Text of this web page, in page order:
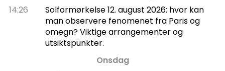
14:26
Solformørkelse 12. august 2026: hvor kan
man observere fenomenet fra Paris og
omegn? Viktige arrangementer og
utsiktspunkter.
Onsdag